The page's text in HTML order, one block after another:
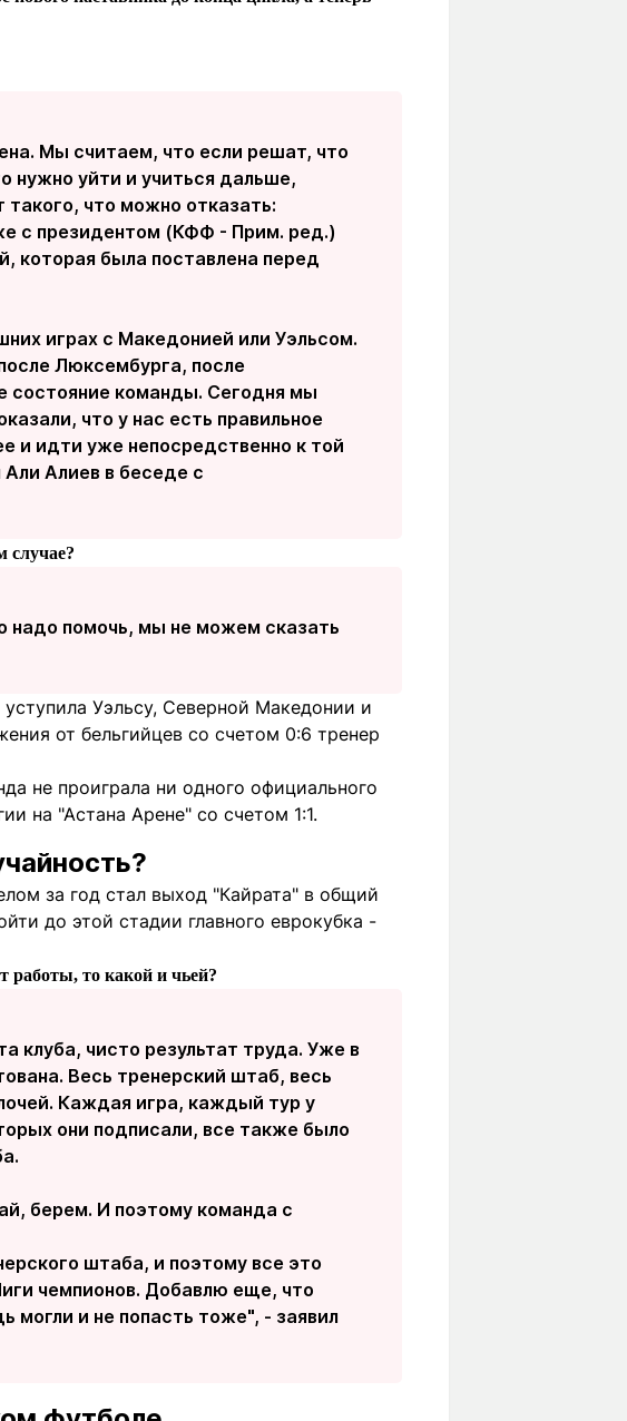
Мы считаем, что если решат, что
нужно уйти и учиться дальше,
что можно отказать:
с президентом (КФФ - Прим. ред.)
которая была поставлена перед
играх с Македонией или Уэльсом.
Люксембурга, после
состояние команды. Сегодня мы
что у нас есть правильное
и идти уже непосредственно к той
Алиев в беседе с
случае?
надо помочь, мы не можем сказать
Уэльсу, Северной Македонии и
от бельгийцев со счетом 0:6 тренер
не проиграла ни одного официального
на "Астана Арене" со счетом 1:1.
за год стал выход "Кайрата" в общий
до этой стадии главного еврокубка -
работы, то какой и чьей?
клуба, чисто результат труда. Уже в
Весь тренерский штаб, весь
Каждая игра, каждый тур у
они подписали, все также было
берем. И поэтому команда с
штаба, и поэтому все это
чемпионов. Добавлю еще, что
могли и не попасть тоже", - заявил